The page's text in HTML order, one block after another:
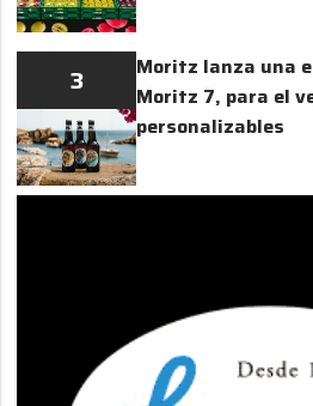
3
Moritz lanza una
Moritz 7, para el
personalizables